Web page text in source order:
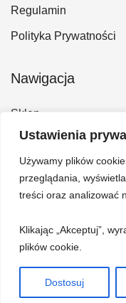
Ustawienia
Używamy plików
przeglądania,
treści oraz analizować
Klikając „Akceptuj”,
plików cookie.
Dostosuj
Regulamin
Polityka Prywatności
Nawigacja
Sklep
Kontakt
Konto
Koszyk
© 2026 Hempi -